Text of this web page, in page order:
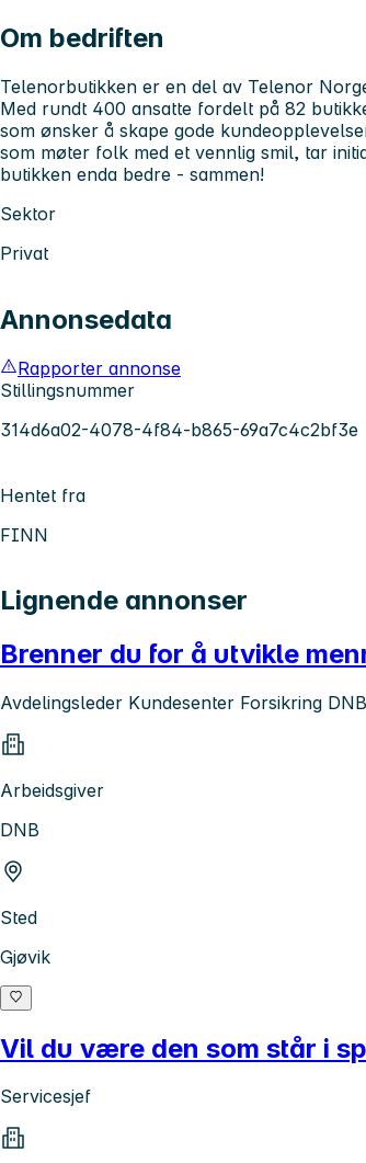
Om bedriften
Telenorbutikken er en del av Telenor
Med rundt 400 ansatte fordelt på 82
som ønsker å skape gode
som møter folk med et vennlig smil, tar
butikken enda bedre - sammen!
Sektor
Privat
Annonsedata
Rapporter annonse
Stillingsnummer
314d6a02-4078-4f84-b865-69a7c4c2bf3e
Hentet fra
FINN
Lignende annonser
Brenner du for å utvikle
Avdelingsleder Kundesenter Forsikring
Arbeidsgiver
DNB
Sted
Gjøvik
Vil du være den som står i
Servicesjef